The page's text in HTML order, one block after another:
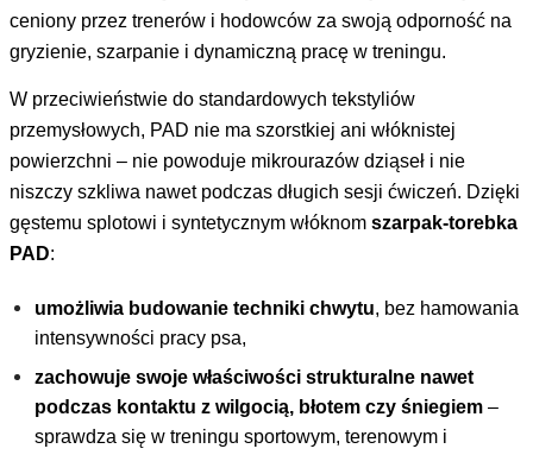
ceniony przez trenerów i hodowców za swoją odporność na
gryzienie, szarpanie i dynamiczną pracę w treningu.
W przeciwieństwie do standardowych tekstyliów
przemysłowych, PAD nie ma szorstkiej ani włóknistej
powierzchni – nie powoduje mikrourazów dziąseł i nie
niszczy szkliwa nawet podczas długich sesji ćwiczeń. Dzięki
gęstemu splotowi i syntetycznym włóknom szarpak-torebka
PAD:
umożliwia budowanie techniki chwytu, bez hamowania
intensywności pracy psa,
zachowuje swoje właściwości strukturalne nawet
podczas kontaktu z wilgocią, błotem czy śniegiem–
sprawdza się w treningu sportowym, terenowym i